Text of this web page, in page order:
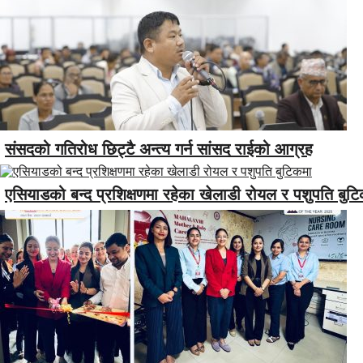
संसदको गतिरोध छिट्टै अन्त्य गर्न सांसद राईको आग्रह
एसियाडको बन्द प्रशिक्षणमा रहेका खेलाडी रोयल र पशुपति